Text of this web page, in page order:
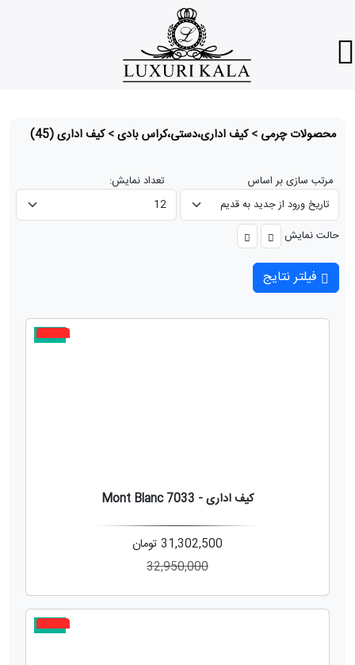
محصولات چرمی >کیف اداری،دستی،کراس بادی>کیف اداری(45)
مرتب سازی بر اساس تعداد نمایش:
حالت نمایش
فیلتر نتایج
جدید
کیف اداری - Mont Blanc 7033
31,302,500 تومان
32,950,000
جدید